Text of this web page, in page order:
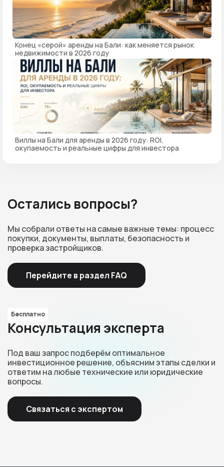
Конец «серой» аренды на Бали: как меняется рынок
недвижимости в 2026 году
Виллы на Бали для аренды в 2026 году: ROI,
окупаемость и реальные цифры для инвестора
Остались вопросы?
Мы собрали ответы на самые важные темы: процесс
покупки, документы, выплаты, безопасность и
проверка застройщиков.
Перейдите в раздел FAQ
Бесплатно
Консультация эксперта
Под ваш запрос подберём оптимальное
инвестиционное решение, объясним этапы сделки и
ответим на любые технические или юридические
вопросы.
Связаться с экспертом